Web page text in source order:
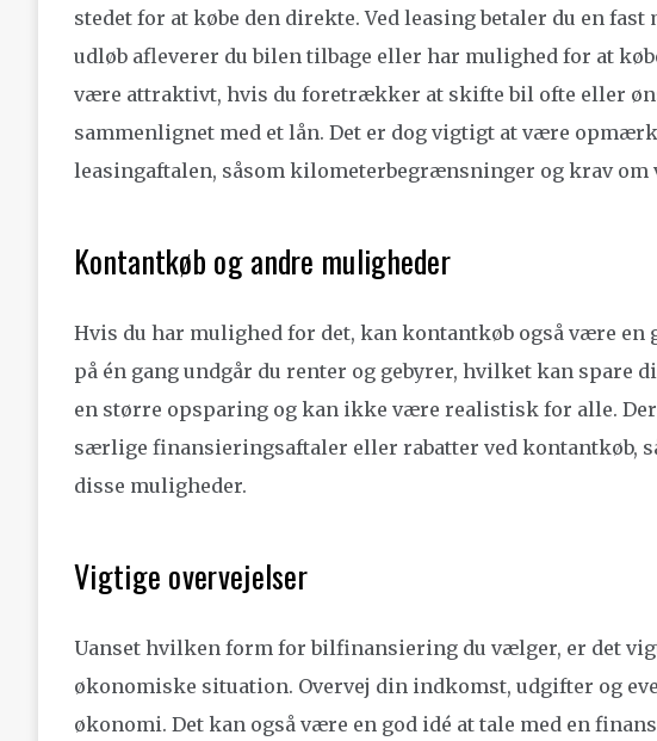
stedet for at købe den direkte. Ved leasing betaler du en
udløb afleverer du bilen tilbage eller har mulighed for at
være attraktivt, hvis du foretrækker at skifte bil ofte eller
sammenlignet med et lån. Det er dog vigtigt at være
leasingaftalen, såsom kilometerbegrænsninger og krav om
Kontantkøb og andre muligheder
Hvis du har mulighed for det, kan kontantkøb også være en
på én gang undgår du renter og gebyrer, hvilket kan spare
en større opsparing og kan ikke være realistisk for alle.
særlige finansieringsaftaler eller rabatter ved kontantkøb,
disse muligheder.
Vigtige overvejelser
Uanset hvilken form for bilfinansiering du vælger, er det
økonomiske situation. Overvej din indkomst, udgifter og
økonomi. Det kan også være en god idé at tale med en